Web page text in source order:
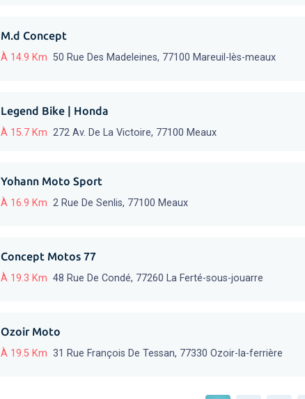
M.d Concept
À 14.9 Km 50 Rue Des Madeleines, 77100 Mareuil-lès-meaux
Legend Bike | Honda
À 15.7 Km 272 Av. De La Victoire, 77100 Meaux
Yohann Moto Sport
À 16.9 Km 2 Rue De Senlis, 77100 Meaux
Concept Motos 77
À 19.3 Km 48 Rue De Condé, 77260 La Ferté-sous-jouarre
Ozoir Moto
À 19.5 Km 31 Rue François De Tessan, 77330 Ozoir-la-ferrière